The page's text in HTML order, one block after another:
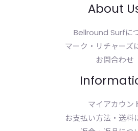
About
Bellround Surfに
マーク・リチャーズ
お問合わせ
マイアカウン
お支払い方法・送料